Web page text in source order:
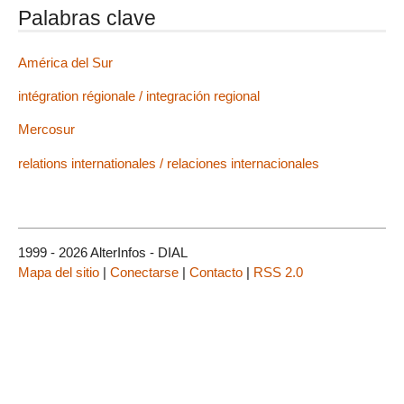
Palabras clave
América del Sur
intégration régionale / integración regional
Mercosur
relations internationales / relaciones internacionales
1999 - 2026 AlterInfos - DIAL
Mapa del sitio | Conectarse | Contacto | RSS 2.0